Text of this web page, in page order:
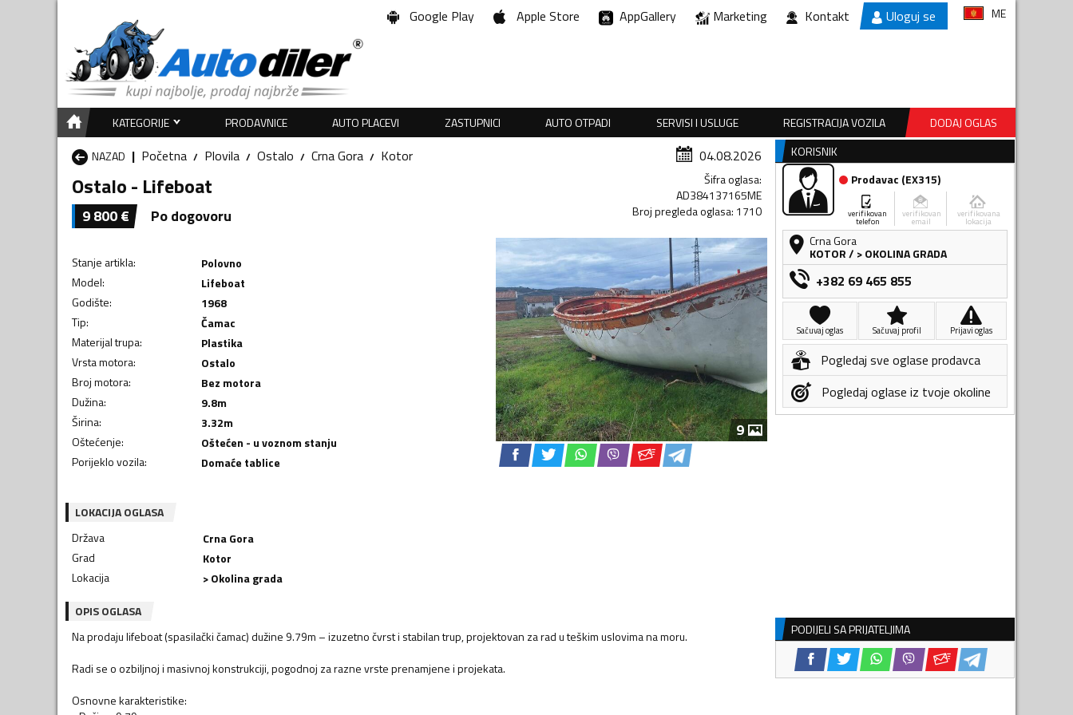
Google Play Apple Store AppGallery Marketing Kontakt Uloguj se ME
KATEGORIJE PRODAVNICE AUTO PLACEVI ZASTUPNICI AUTO OTPADI SERVISI I USLUGE REGISTRACIJA VOZILA
DODAJ OGLAS
NAZAD
Početna Plovila Ostalo Crna Gora Kotor 04.08.2026
Ostalo - Lifeboat
9 800€ Po dogovoru
Šifra oglasa:
AD384137165ME
Broj pregleda oglasa: 1710
Stanje artikla:
Polovno
Model:
Lifeboat
Godište:
1968
Tip:
Čamac
Materijal trupa:
Plastika
Vrsta motora:
Ostalo
Broj motora:
Bez motora
Dužina: 9.8m
Širina: 3.32m
Oštećenje:
Oštećen - u voznom stanju
Porijeklo vozila: Domaće tablice
9
LOKACIJA OGLASA
Država
Crna Gora
Grad
Kotor
Lokacija
> Okolina grada
OPIS OGLASA
Na prodaju lifeboat (spasilački čamac) dužine 9.79m – izuzetno čvrst i stabilan trup, projektovan za rad u teškim uslovima na moru.
Radi se o ozbiljnoj i masivnoj konstrukciji, pogodnoj za razne vrste prenamjene i projekata.
Osnovne karakteristike:
KORISNIK
Prodavac (EX315)
verifikovan
telefon
verifikovan
email
verifikovana
lokacija
Crna Gora
KOTOR/ > OKOLINA GRADA
+382 69 465 855
Sačuvaj oglas Sačuvaj profil Prijavi oglas
Pogledaj sve oglase prodavca
Pogledaj oglase iz tvoje okoline
PODIJELI SA PRIJATELJIMA